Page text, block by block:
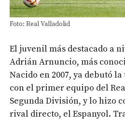
Foto: Real Valladolid
El juvenil más destacado a
Adrián Arnuncio, más
Nacido en 2007, ya debutó
con el primer equipo del
Segunda División, y lo hizo
rival directo, el Espanyol.